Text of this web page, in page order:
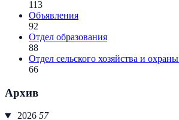
113
Объявления
92
Отдел образования
88
Отдел сельского хозяйства и
66
Архив
2026 57